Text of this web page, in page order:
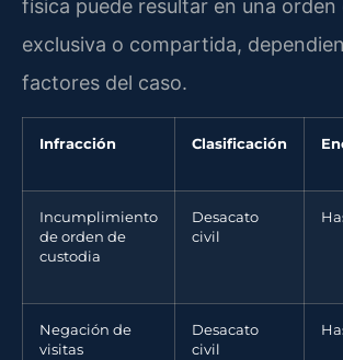
física puede resultar en una orden
exclusiva o compartida,
factores del caso.
Infracción Clasificación
Incumplimiento
de orden de
custodia
Desacato
civil
Negación de
visitas
Desacato
civil